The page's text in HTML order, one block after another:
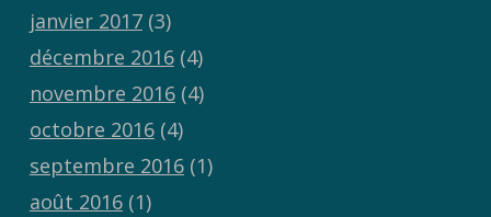
janvier 2017(3)
décembre 2016(4)
novembre 2016(4)
octobre 2016(4)
septembre 2016(1)
août 2016(1)